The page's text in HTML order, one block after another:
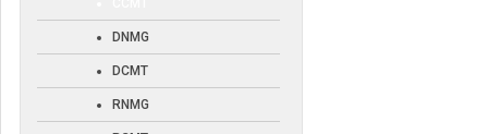
DNMG
DCMT
RNMG